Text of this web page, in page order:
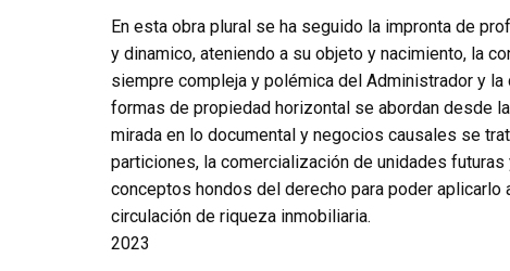
En esta obra plural se ha seguido la impronta de
y dinamico, ateniendo a su objeto y nacimiento, la
siempre compleja y polémica del Administrador y
formas de propiedad horizontal se abordan desde
mirada en lo documental y negocios causales se
particiones, la comercialización de unidades
conceptos hondos del derecho para poder
circulación de riqueza inmobiliaria.
2023